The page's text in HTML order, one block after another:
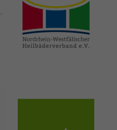
heilbaeder.de